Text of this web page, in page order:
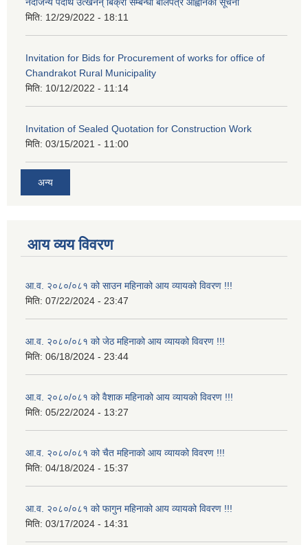
मिति: 12/29/2022 - 18:11
Invitation for Bids for Procurement of works for office of
Chandrakot Rural Municipality
मिति: 10/12/2022 - 11:14
Invitation of Sealed Quotation for Construction Work
मिति: 03/15/2021 - 11:00
अन्य
आय व्यय विवरण
आ.व. २०८०/०८१ को साउन महिनाको आय व्यायको विवरण !!!
मिति: 07/22/2024 - 23:47
आ.व. २०८०/०८१ को जेठ महिनाको आय व्यायको विवरण !!!
मिति: 06/18/2024 - 23:44
आ.व. २०८०/०८१ को वैशाक महिनाको आय व्यायको विवरण !!!
मिति: 05/22/2024 - 13:27
आ.व. २०८०/०८१ को चैत महिनाको आय व्यायको विवरण !!!
मिति: 04/18/2024 - 15:37
आ.व. २०८०/०८१ को फागुन महिनाको आय व्यायको विवरण !!!
मिति: 03/17/2024 - 14:31